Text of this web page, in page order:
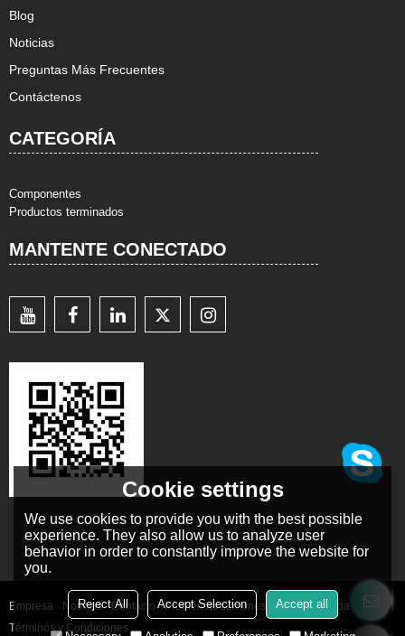
Blog
Noticias
Preguntas Más Frecuentes
Contáctenos
CATEGORÍA
Componentes
Productos terminados
MANTENTE CONECTADO
Empresa Noticias Contacto Problemas comunes
Noticia Privada
Términos y Condiciones
Cookie settings
We use cookies to provide you with the best possible
experience. They also allow us to analyze user
behavior in order to constantly improve the website for
you.
Reject All Accept Selection Accept all